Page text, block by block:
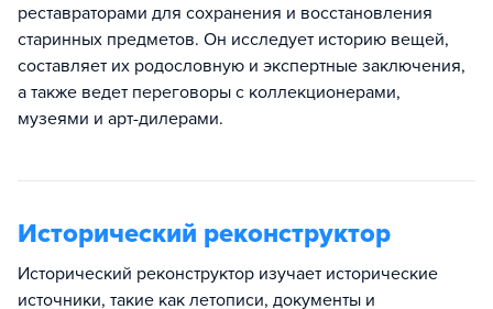
реставраторами для сохранения и восстановления
старинных предметов. Он исследует историю вещей,
составляет их родословную и экспертные заключения,
а также ведет переговоры с коллекционерами,
музеями и арт-дилерами.
Исторический реконструктор
Исторический реконструктор изучает исторические
источники, такие как летописи, документы и